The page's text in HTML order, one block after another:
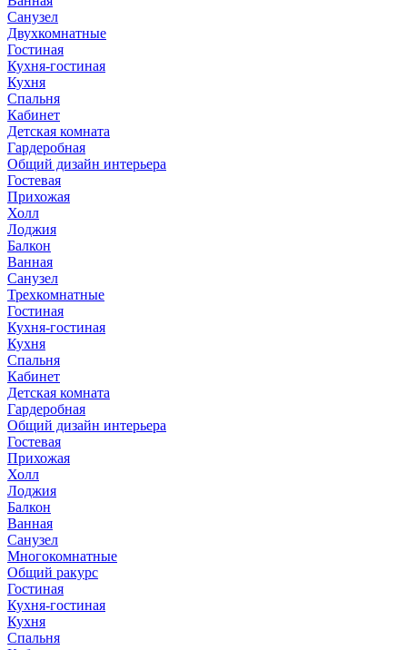
Санузел
Двухкомнатные
Гостиная
Кухня-гостиная
Кухня
Спальня
Кабинет
Детская комната
Гардеробная
Общий дизайн интерьера
Гостевая
Прихожая
Холл
Лоджия
Балкон
Ванная
Санузел
Трехкомнатные
Гостиная
Кухня-гостиная
Кухня
Спальня
Кабинет
Детская комната
Гардеробная
Общий дизайн интерьера
Гостевая
Прихожая
Холл
Лоджия
Балкон
Ванная
Санузел
Многокомнатные
Общий ракурс
Гостиная
Кухня-гостиная
Кухня
Спальня